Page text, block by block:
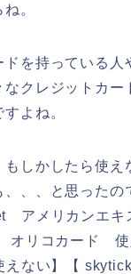
。
ドを持っている人
クレジットカー
よね。
しかしたら使え
、、、と思ったの
アメリカンエキ
オリコカード 使
ない】【